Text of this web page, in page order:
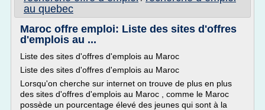
au quebec
Maroc offre emploi: Liste des sites d'offres
d'emplois au ...
Liste des sites d'offres d'emplois au Maroc
Liste des sites d'offres d'emplois au Maroc
Lorsqu'on cherche sur internet on trouve de plus en plus
des sites d'offres d'emplois au Maroc , comme le Maroc
possède un pourcentage élevé des jeunes qui sont à la